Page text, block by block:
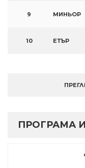
9 МИНЬОР
10 ЕТЪР
ПРОГРАМА